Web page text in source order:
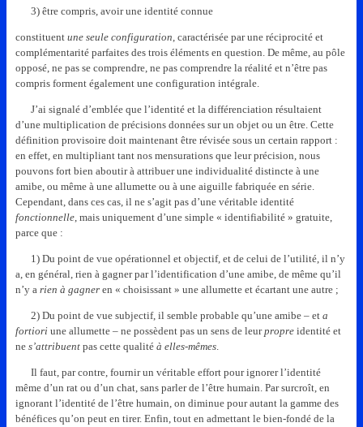
3) être compris, avoir une identité connue
constituent une seule configuration, caractérisée par une réciprocité et
complémentarité parfaites des trois éléments en question. De même, au pôle
opposé, ne pas se comprendre, ne pas comprendre la réalité et n’être pas
compris forment également une configuration intégrale.
J’ai signalé d’emblée que l’identité et la différenciation résultaient
d’une multiplication de précisions données sur un objet ou un être. Cette
définition provisoire doit maintenant être révisée sous un certain rapport :
en effet, en multipliant tant nos mensurations que leur précision, nous
pouvons fort bien aboutir à attribuer une individualité distincte à une
amibe, ou même à une allumette ou à une aiguille fabriquée en série.
Cependant, dans ces cas, il ne s’agit pas d’une véritable identité
fonctionnelle, mais uniquement d’une simple « identifiabilité » gratuite,
parce que :
1) Du point de vue opérationnel et objectif, et de celui de l’utilité, il n’y
a, en général, rien à gagner par l’identification d’une amibe, de même qu’il
n’y a rien à gagneren « choisissant » une allumette et écartant une autre ;
2) Du point de vue subjectif, il semble probable qu’une amibe – et a
fortiori une allumette – ne possèdent pas un sens de leurpropre identité et
ne s’attribuentpas cette qualité à elles-mêmes.
Il faut, par contre, fournir un véritable effort pour ignorer l’identité
même d’un rat ou d’un chat, sans parler de l’être humain. Par surcroît, en
ignorant l’identité de l’être humain, on diminue pour autant la gamme des
bénéfices qu’on peut en tirer. Enfin, tout en admettant le bien-fondé de la